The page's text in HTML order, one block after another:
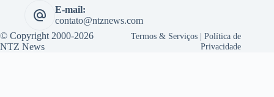
E-mail:
contato@ntznews.com
© Copyright 2000-2026
NTZ News
Termos & Serviços |Política de
Privacidade